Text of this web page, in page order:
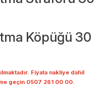
Köpüğü 30
Fiyata nakliye dahil
geçin 0507 261 00 00.